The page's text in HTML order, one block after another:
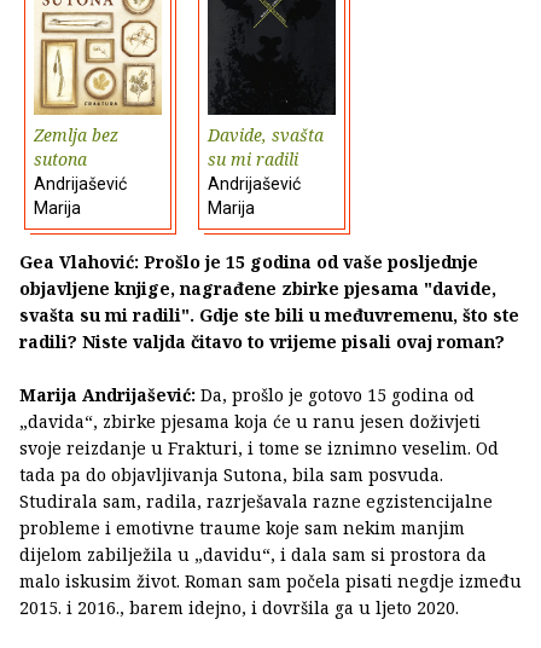
Zemlja bez
sutona
Andrijašević
Marija
Davide, svašta
su mi radili
Andrijašević
Marija
Gea Vlahović: Prošlo je 15 godina od vaše posljednje
objavljene knjige, nagrađene zbirke pjesama "davide,
svašta su mi radili". Gdje ste bili u međuvremenu, što ste
radili? Niste valjda čitavo to vrijeme pisali ovaj roman?
Marija Andrijašević: Da, prošlo je gotovo 15 godina od
„davida“, zbirke pjesama koja će u ranu jesen doživjeti
svoje reizdanje u Frakturi, i tome se iznimno veselim. Od
tada pa do objavljivanja Sutona, bila sam posvuda.
Studirala sam, radila, razrješavala razne egzistencijalne
probleme i emotivne traume koje sam nekim manjim
dijelom zabilježila u „davidu“, i dala sam si prostora da
malo iskusim život. Roman sam počela pisati negdje između
2015. i 2016., barem idejno, i dovršila ga u ljeto 2020.